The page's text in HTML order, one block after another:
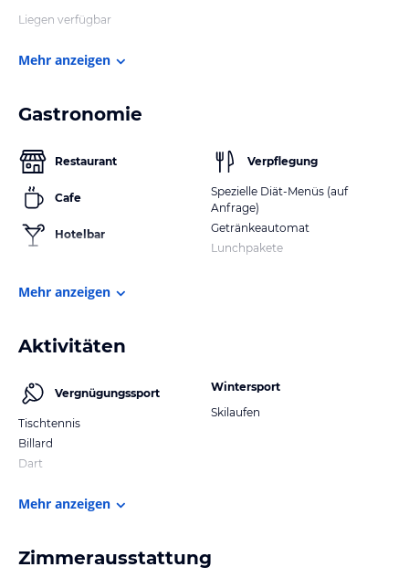
Liegen verfügbar
Mehr anzeigen
Gastronomie
Restaurant
Cafe
Hotelbar
Verpflegung
Spezielle Diät-Menüs (auf
Anfrage)
Getränkeautomat
Lunchpakete
Mehr anzeigen
Aktivitäten
Vergnügungssport
Tischtennis
Billard
Dart
Wintersport
Skilaufen
Mehr anzeigen
Zimmerausstattung